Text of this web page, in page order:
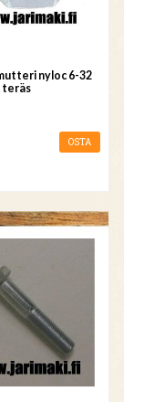
nyloc 6-32
OSTA